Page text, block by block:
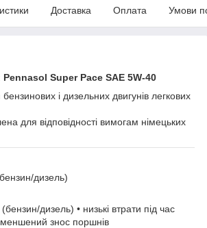
Доставка Оплата Умови
Pennasol Super Pace SAE 5W-40
і дизельних двигунів легкових
для відповідності вимогам німецьких
дизель)
(бензин/дизель) • низькі втрати під час
знос поршнів